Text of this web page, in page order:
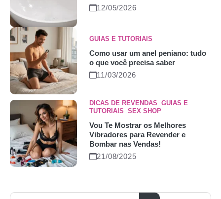
12/05/2026
GUIAS E TUTORIAIS
Como usar um anel peniano: tudo
o que você precisa saber
11/03/2026
DICAS DE REVENDAS GUIAS E
TUTORIAIS SEX SHOP
Vou Te Mostrar os Melhores
Vibradores para Revender e
Bombar nas Vendas!
21/08/2025
Pesquisar